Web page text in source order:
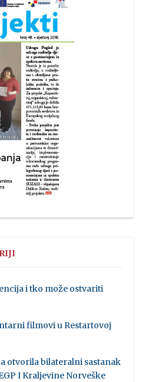
i tko može ostvariti
filmovi u Restartovoj
otvorila bilateralni sastanak
I Kraljevine Norveške